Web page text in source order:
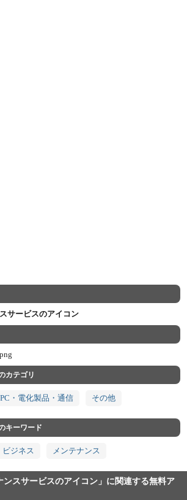
サービスのアイコン
カテゴリ
PC・電化製品・通信 その他
キーワード
ビジネス メンテナンス
ンスサービスのアイコン」に関連する無料ア